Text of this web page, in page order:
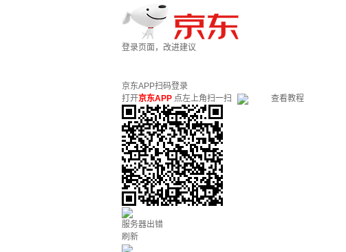
登录页面，改进建议
京东APP扫码登录
打开京东APP 点左上角扫一扫 查看教程
服务器出错
刷新